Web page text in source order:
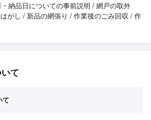
納品日についての事前説明 / 網戸の取外
がし / 新品の網張り / 作業後のごみ回収 / 作
て
て